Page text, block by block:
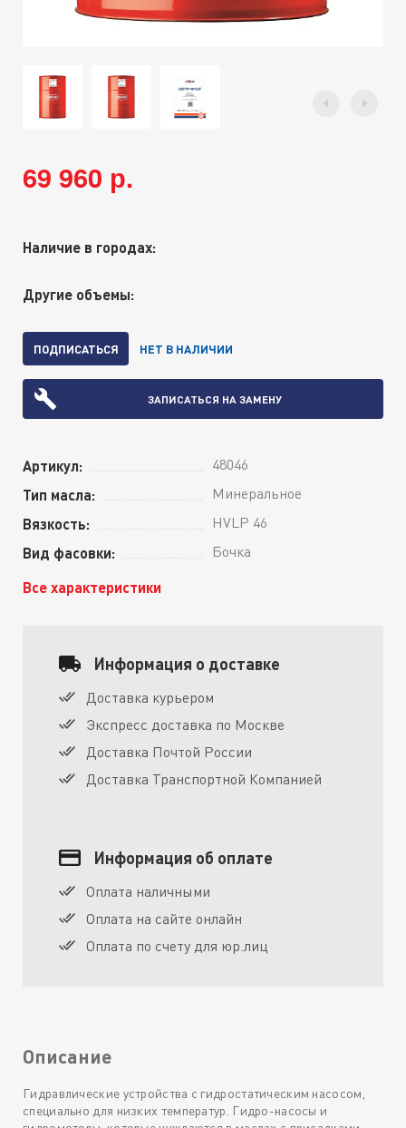
69 960 р.
Наличие в городах:
Другие объемы:
ПОДПИСАТЬСЯ НЕТ В НАЛИЧИИ
ЗАПИСАТЬСЯ НА ЗАМЕНУ
Артикул: 48046
Тип масла: Минеральное
Вязкость: HVLP 46
Вид фасовки: Бочка
Все характеристики
Информация о доставке
Доставка курьером
Экспресс доставка по Москве
Доставка Почтой России
Доставка Транспортной Компанией
Информация об оплате
Оплата наличными
Оплата на сайте онлайн
Оплата по счету для юр.лиц
Описание
Гидравлические устройства с гидростатическим насосом,
специально для низких температур. Гидро-насосы и